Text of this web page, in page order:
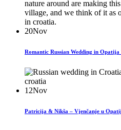
20Nov
Romantic Russian Wedding in
12Nov
Patricija & Nikša – Vjenčanje u